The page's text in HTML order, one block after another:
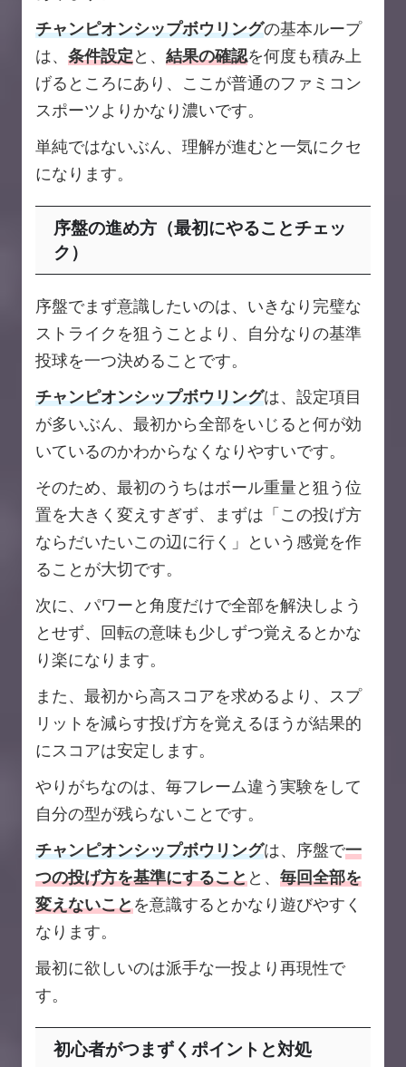
チャンピオンシップボウリングの基本ループ
は、 条件設定と、 結果の確認を何度も積み上
げるところにあり、ここが普通のファミコン
スポーツよりかなり濃いです。
単純ではないぶん、理解が進むと一気にクセ
になります。
序盤の進め方（最初にやることチェッ
ク）
序盤でまず意識したいのは、いきなり完璧な
ストライクを狙うことより、自分なりの基準
投球を一つ決めることです。
チャンピオンシップボウリングは、設定項目
が多いぶん、最初から全部をいじると何が効
いているのかわからなくなりやすいです。
そのため、最初のうちはボール重量と狙う位
置を大きく変えすぎず、まずは「この投げ方
ならだいたいこの辺に行く」という感覚を作
ることが大切です。
次に、パワーと角度だけで全部を解決しよう
とせず、回転の意味も少しずつ覚えるとかな
り楽になります。
また、最初から高スコアを求めるより、スプ
リットを減らす投げ方を覚えるほうが結果的
にスコアは安定します。
やりがちなのは、毎フレーム違う実験をして
自分の型が残らないことです。
チャンピオンシップボウリングは、序盤で一
つの投げ方を基準にすることと、 毎回全部を
変えないことを意識するとかなり遊びやすく
なります。
最初に欲しいのは派手な一投より再現性で
す。
初心者がつまずくポイントと対処